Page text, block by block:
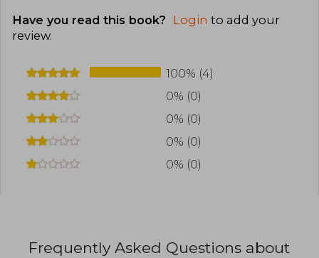
Have you read this book? Login to add your
review.
100% (4)
0% (0)
0% (0)
0% (0)
0% (0)
Frequently Asked Questions about